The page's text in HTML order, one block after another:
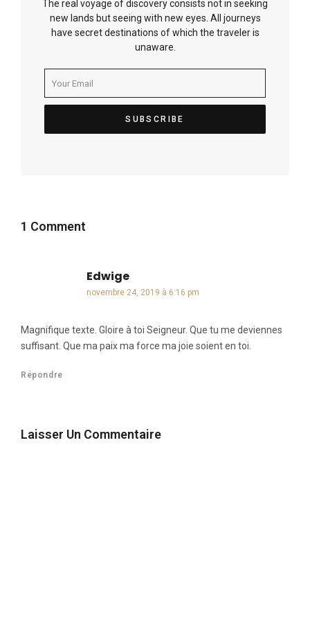
The real voyage of discovery consists not in seeking
new lands but seeing with new eyes. All journeys
have secret destinations of which the traveler is
unaware.
1 Comment
Edwigedit :
novembre 24, 2019 à 6:16 pm
Magnifique texte. Gloire à toi Seigneur. Que tu me deviennes
suffisant. Que ma paix ma force ma joie soient en toi.
Répondre
Laisser Un Commentaire